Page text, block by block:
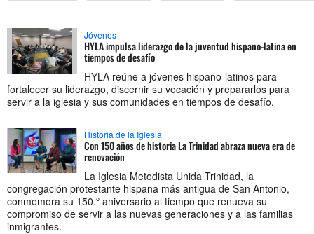
Jóvenes
HYLA impulsa liderazgo de la juventud hispano-latina en
tiempos de desafío
HYLA reúne a jóvenes hispano-latinos para
fortalecer su liderazgo, discernir su vocación y prepararlos para
servir a la iglesia y sus comunidades en tiempos de desafío.
Historia de la Iglesia
Con 150 años de historia La Trinidad abraza nueva era de
renovación
La Iglesia Metodista Unida Trinidad, la
congregación protestante hispana más antigua de San Antonio,
conmemora su 150.º aniversario al tiempo que renueva su
compromiso de servir a las nuevas generaciones y a las familias
inmigrantes.